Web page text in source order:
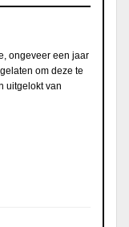
ongeveer een jaar
om deze te
uitgelokt van